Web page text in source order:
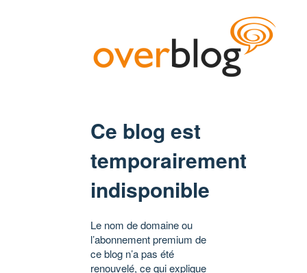
Ce blog est
temporairement
indisponible
Le nom de domaine ou
l’abonnement premium de
ce blog n’a pas été
renouvelé, ce qui explique